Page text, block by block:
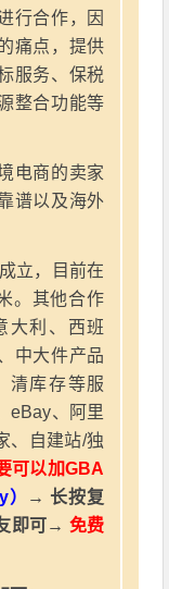
行合作，因
痛点，提供
服务、保税
整合功能等
电商的卖家
谱以及海外
立，目前在
。其他合作
大利、西班
中大件产品
清库存等服
eBay、阿里
、自建站/独
可以加GBA
→ 长按复
即可→ 免费